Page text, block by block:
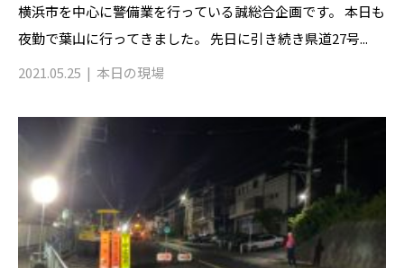
横浜市を中心に警備業を行っている誠総合企画です。 本日も
夜勤で葉山に行ってきました。 先日に引き続き県道27号...
2021.05.25
本日の現場